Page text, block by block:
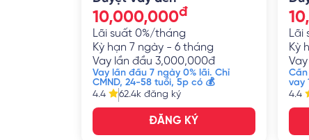
10,000,000đ
Lãi suất 0%/tháng
Kỳ hạn 7 ngày - 6 tháng
Vay lần đầu 3,000,000đ
Vay lần đầu 7 ngày 0% lãi. Chỉ
CMND, 24-58 tuổi, 5p có 💰
4.4
62.4k đăng ký
ĐĂNG KÝ
Lãi
Kỳ
vay
4.4